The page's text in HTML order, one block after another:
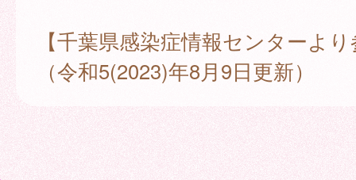
【千葉県感染症情報センターよ
（令和5(2023)年8月9日更新）